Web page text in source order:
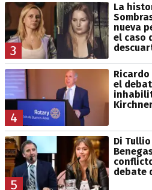
3
La
nueva
el caso
4
el
5
Di
debate